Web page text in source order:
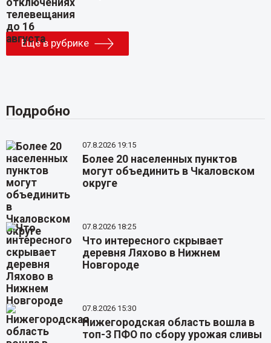
Еще в рубрике
Подробно
07.8.2026 19:15
Более 20 населенных пунктов
могут объединить в Чкаловском
округе
07.8.2026 18:25
Что интересного скрывает
деревня Ляхово в Нижнем
Новгороде
07.8.2026 15:30
Нижегородская область вошла в
топ-3 ПФО по сбору урожая сливы